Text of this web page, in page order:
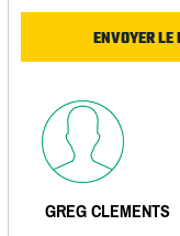
GREG CLEMENTS